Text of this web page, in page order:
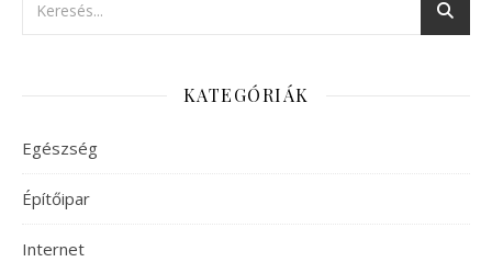
KATEGÓRIÁK
Egészség
Építőipar
Internet